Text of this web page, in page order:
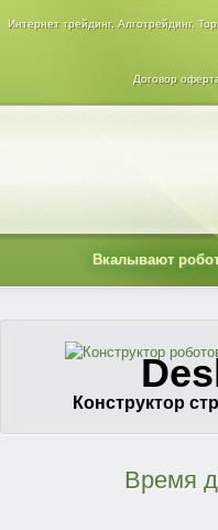
Интернет трейдинг. Алготрейдинг.
Договор
Вкалывают
Конструктор
Время